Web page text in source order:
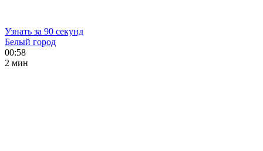
Узнать за 90 секунд
Белый город
00:58
2 мин